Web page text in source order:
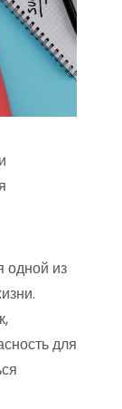
одной из
для